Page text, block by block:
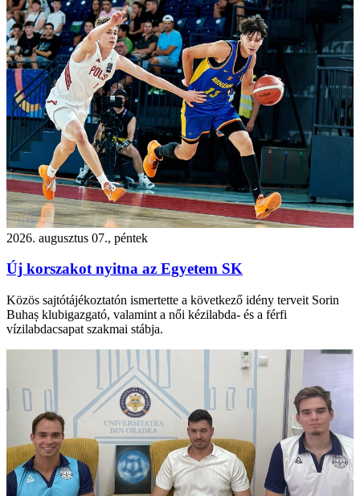
2026. augusztus 07., péntek
Új korszakot nyitna az Egyetem SK
Közös sajtótájékoztatón ismertette a következő idény terveit Sorin
Buhaș klubigazgató, valamint a női kézilabda- és a férfi
vízilabdacsapat szakmai stábja.